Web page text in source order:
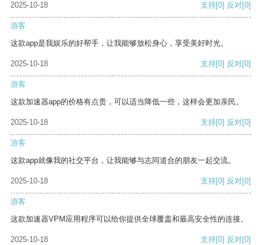
2025-10-18
支持[0] 反对[0]
游客
这款app是我娱乐的好帮手，让我能够放松身心，享受美好时光。
2025-10-18 支持[0] 反对[0]
游客
这款加速器app的价格有点贵，可以适当降低一些，这样会更加亲民。
2025-10-18 支持[0] 反对[0]
游客
这款app就像我的社交平台，让我能够与志同道合的朋友一起交流。
2025-10-18 支持[0] 反对[0]
游客
这款加速器VPM应用程序可以给你提供全球覆盖和最高安全性的连接。
2025-10-18 支持[0] 反对[0]